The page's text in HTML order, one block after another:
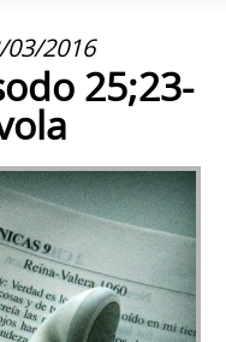
2016
25;23-